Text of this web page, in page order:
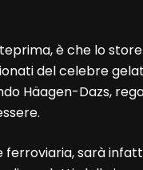
è che lo
del celebre
Häagen-Dazs,
sarà